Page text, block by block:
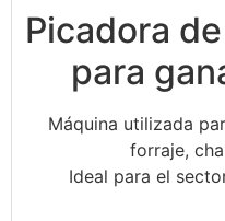
Picadora
para
Máquina utilizada
forraje,
Ideal para el